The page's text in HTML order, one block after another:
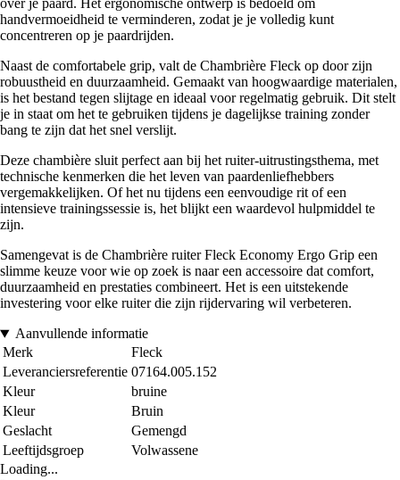
over je paard. Het ergonomische ontwerp is bedoeld om
handvermoeidheid te verminderen, zodat je je volledig kunt
concentreren op je paardrijden.
Naast de comfortabele grip, valt de Chambrière Fleck op door zijn
robuustheid en duurzaamheid. Gemaakt van hoogwaardige materialen,
is het bestand tegen slijtage en ideaal voor regelmatig gebruik. Dit stelt
je in staat om het te gebruiken tijdens je dagelijkse training zonder
bang te zijn dat het snel verslijt.
Deze chambière sluit perfect aan bij het ruiter-uitrustingsthema, met
technische kenmerken die het leven van paardenliefhebbers
vergemakkelijken. Of het nu tijdens een eenvoudige rit of een
intensieve trainingssessie is, het blijkt een waardevol hulpmiddel te
zijn.
Samengevat is de Chambrière ruiter Fleck Economy Ergo Grip een
slimme keuze voor wie op zoek is naar een accessoire dat comfort,
duurzaamheid en prestaties combineert. Het is een uitstekende
investering voor elke ruiter die zijn rijdervaring wil verbeteren.
Aanvullende informatie
Merk
Fleck
Leveranciersreferentie 07164.005.152
Kleur
bruine
Kleur
Bruin
Geslacht
Gemengd
Leeftijdsgroep
Volwassene
Loading...